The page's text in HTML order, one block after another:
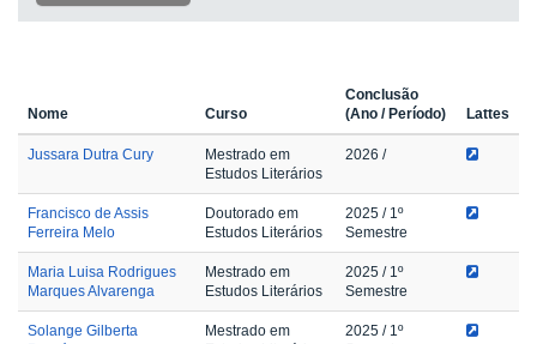
Nome Curso
Conclusão
(Ano / Período)
Lattes
Jussara Dutra Cury
Mestrado em
Estudos Literários
2026 /
Francisco de Assis
Ferreira Melo
Doutorado em
Estudos Literários
2025 / 1º
Semestre
Maria Luisa Rodrigues
Marques Alvarenga
Mestrado em
Estudos Literários
2025 / 1º
Semestre
Solange Gilberta
Mestrado em
2025 / 1º